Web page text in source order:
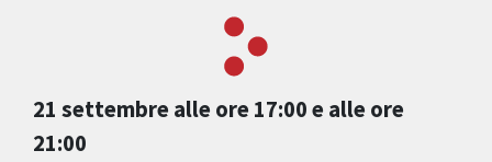
21 settembre alle ore 17:00 e alle ore
21:00